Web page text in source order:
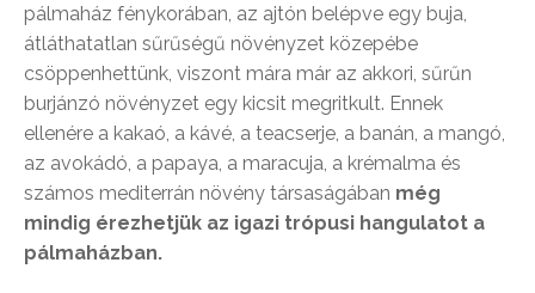
pálmaház fénykorában, az ajtón belépve egy buja,
átláthatatlan sűrűségű növényzet közepébe
csöppenhettünk, viszont mára már az akkori, sűrűn
burjánzó növényzet egy kicsit megritkult. Ennek
ellenére a kakaó, a kávé, a teacserje, a banán, a mangó,
az avokádó, a papaya, a maracuja, a krémalma és
számos mediterrán növény társaságában még
mindig érezhetjük az igazi trópusi hangulatot a
pálmaházban.